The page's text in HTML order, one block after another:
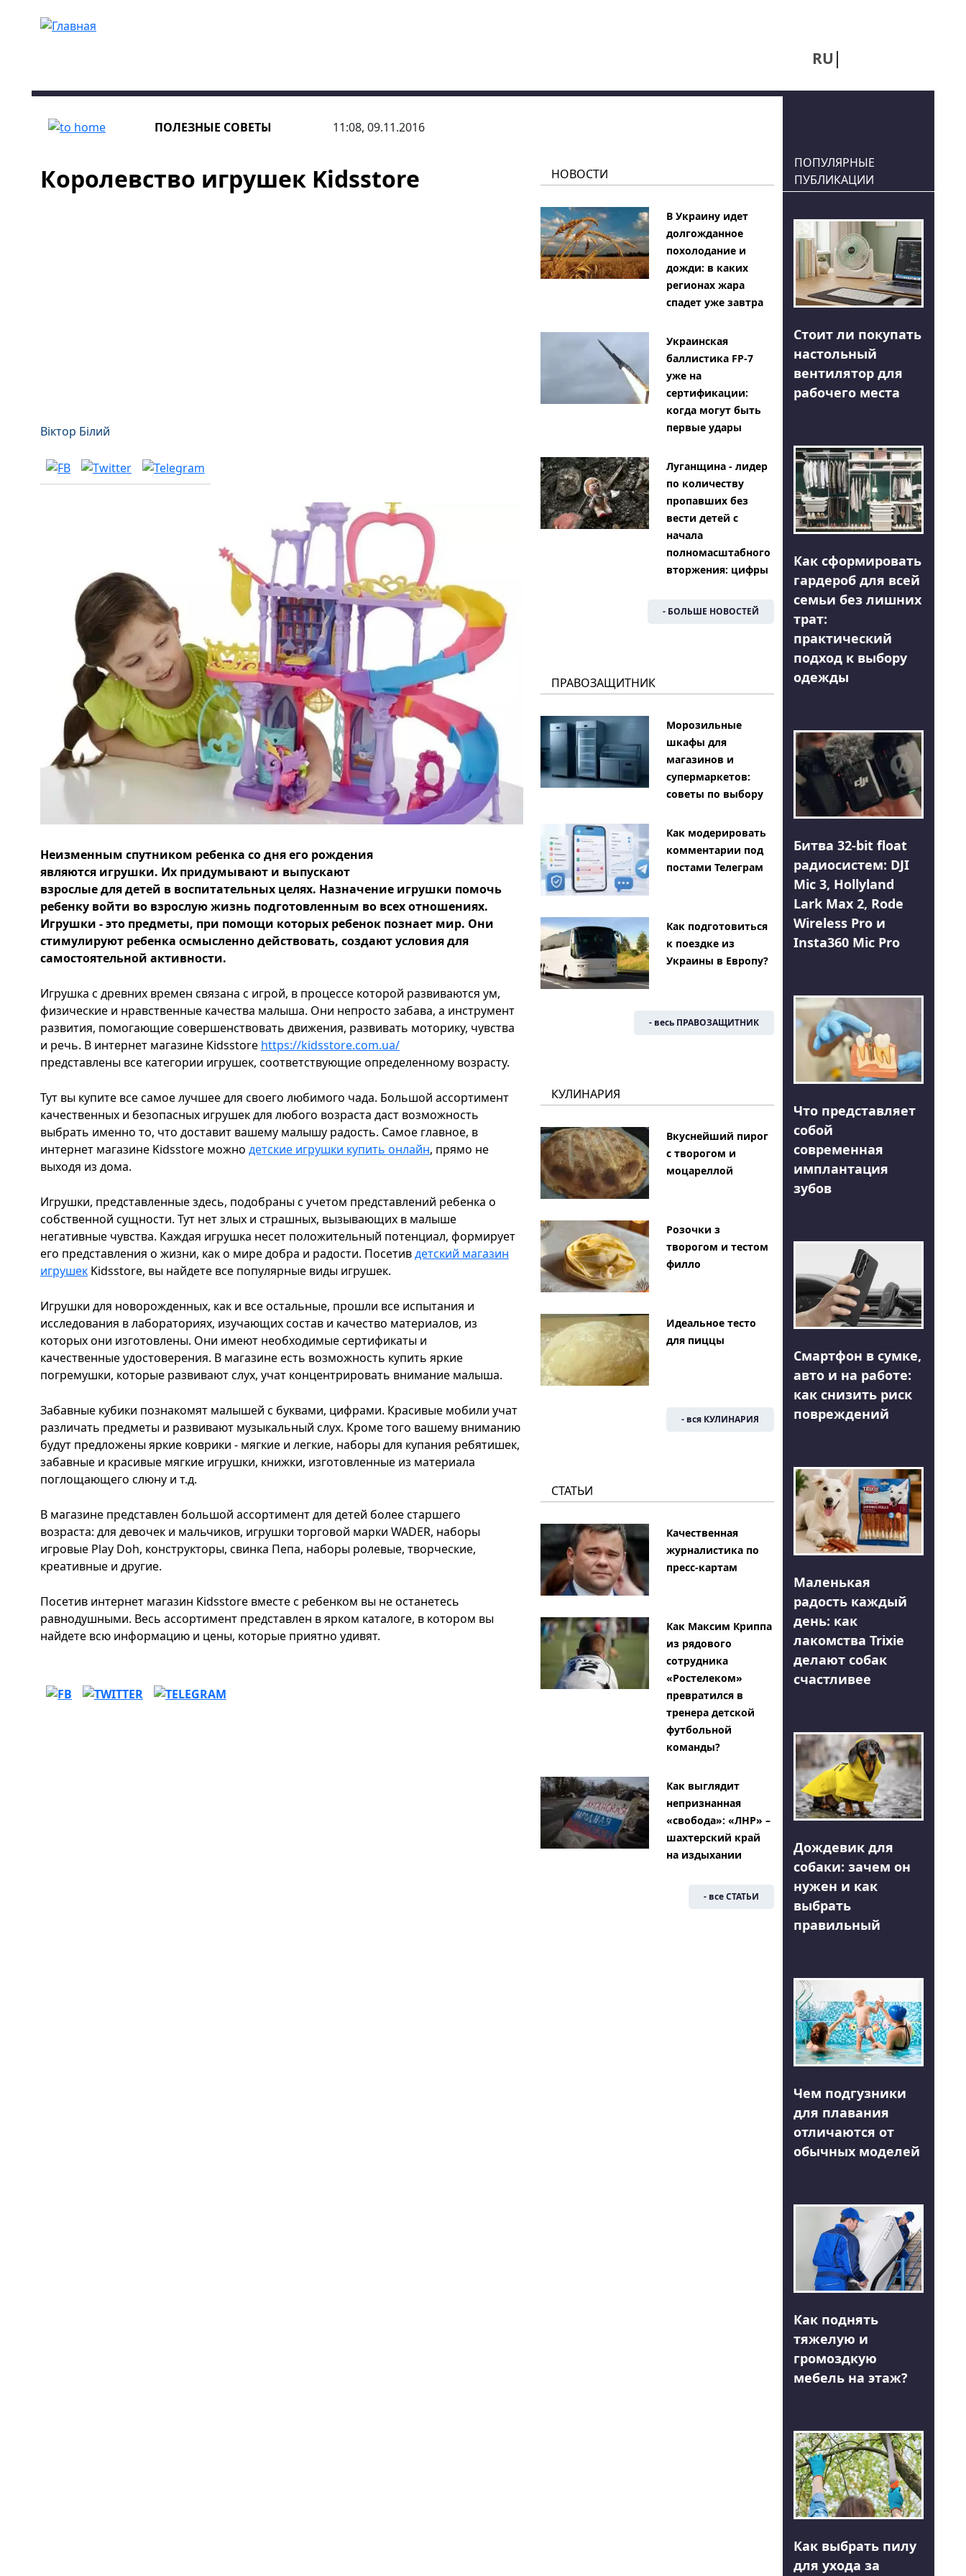
RU
ПОЛЕЗНЫЕ СОВЕТЫ 11:08, 09.11.2016
Королевство игрушек Kidsstore
Віктор Білий
Неизменным спутником ребенка со дня его рождения
являются игрушки. Их придумывают и выпускают
взрослые для детей в воспитательных целях. Назначение игрушки помочь
ребенку войти во взрослую жизнь подготовленным во всех отношениях.
Игрушки - это предметы, при помощи которых ребенок познает мир. Они
стимулируют ребенка осмысленно действовать, создают условия для
самостоятельной активности.
Игрушка с древних времен связана с игрой, в процессе которой развиваются ум,
физические и нравственные качества малыша. Они непросто забава, а инструмент
развития, помогающие совершенствовать движения, развивать моторику, чувства
и речь. В интернет магазине Kidsstore https://kidsstore.com.ua/
представлены все категории игрушек, соответствующие определенному возрасту.
Тут вы купите все самое лучшее для своего любимого чада. Большой ассортимент
качественных и безопасных игрушек для любого возраста даст возможность
выбрать именно то, что доставит вашему малышу радость. Самое главное, в
интернет магазине Kidsstore можно детские игрушки купить онлайн, прямо не
выходя из дома.
Игрушки, представленные здесь, подобраны с учетом представлений ребенка о
собственной сущности. Тут нет злых и страшных, вызывающих в малыше
негативные чувства. Каждая игрушка несет положительный потенциал, формирует
его представления о жизни, как о мире добра и радости. Посетивдетский магазин
игрушек Kidsstore, вы найдете все популярные виды игрушек.
Игрушки для новорожденных, как и все остальные, прошли все испытания и
исследования в лабораториях, изучающих состав и качество материалов, из
которых они изготовлены. Они имеют необходимые сертификаты и
качественные удостоверения. В магазине есть возможность купить яркие
погремушки, которые развивают слух, учат концентрировать внимание малыша.
Забавные кубики познакомят малышей с буквами, цифрами. Красивые мобили учат
различать предметы и развивают музыкальный слух. Кроме того вашему вниманию
будут предложены яркие коврики - мягкие и легкие, наборы для купания ребятишек,
забавные и красивые мягкие игрушки, книжки, изготовленные из материала
поглощающего слюну и т.д.
В магазине представлен большой ассортимент для детей более старшего
возраста: для девочек и мальчиков, игрушки торговой марки WADER, наборы
игровые Play Doh, конструкторы, свинка Пепа, наборы ролевые, творческие,
креативные и другие.
Посетив интернет магазин Kidsstore вместе с ребенком вы не останетесь
равнодушными. Весь ассортимент представлен в ярком каталоге, в котором вы
найдете всю информацию и цены, которые приятно удивят.
НОВОСТИ
В Украину идет
долгожданное
похолодание и
дожди: в каких
регионах жара
спадет уже завтра
Украинская
баллистика FP-7
уже на
сертификации:
когда могут быть
первые удары
Луганщина - лидер
по количеству
пропавших без
вести детей с
начала
полномасштабного
вторжения: цифры
- БОЛЬШЕ НОВОСТЕЙ
ПРАВОЗАЩИТНИК
Морозильные
шкафы для
магазинов и
супермаркетов:
советы по выбору
Как модерировать
комментарии под
постами Телеграм
Как подготовиться
к поездке из
Украины в Европу?
- весь ПРАВОЗАЩИТНИК
КУЛИНАРИЯ
Вкуснейший пирог
с творогом и
моцареллой
Розочки з
творогом и тестом
филло
Идеальное тесто
для пиццы
- вся КУЛИНАРИЯ
СТАТЬИ
Качественная
журналистика по
пресс-картам
Как Максим Криппа
из рядового
сотрудника
«Ростелеком»
превратился в
тренера детской
футбольной
команды?
Как выглядит
непризнанная
«свобода»: «ЛНР» –
шахтерский край
на издыхании
- все СТАТЬИ
ПОПУЛЯРНЫЕ
ПУБЛИКАЦИИ
Стоит ли покупать
настольный
вентилятор для
рабочего места
Как сформировать
гардероб для всей
семьи без лишних
трат:
практический
подход к выбору
одежды
Битва 32-bit float
радиосистем: DJI
Mic 3, Hollyland
Lark Max 2, Rode
Wireless Pro и
Insta360 Mic Pro
Что представляет
собой
современная
имплантация
зубов
Смартфон в сумке,
авто и на работе:
как снизить риск
повреждений
Маленькая
радость каждый
день: как
лакомства Trixie
делают собак
счастливее
Дождевик для
собаки: зачем он
нужен и как
выбрать
правильный
Чем подгузники
для плавания
отличаются от
обычных моделей
Как поднять
тяжелую и
громоздкую
мебель на этаж?
Как выбрать пилу
для ухода за